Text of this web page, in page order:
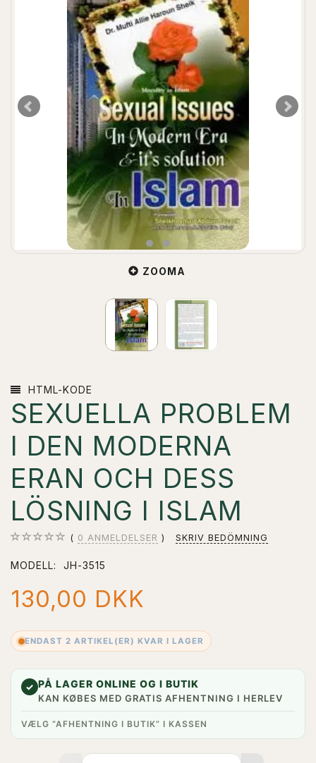
ZOOMA
HTML-KODE
SEXUELLA PROBLEM
I DEN MODERNA
ERAN OCH DESS
LÖSNING I ISLAM
0 ANMELDELSER SKRIV BEDÖMNING
MODELL: JH-3515
130,00 DKK
ENDAST 2 ARTIKEL(ER) KVAR I LAGER
✓ PÅ LAGER ONLINE OG I BUTIK
KAN KØBES MED GRATIS AFHENTNING I HERLEV
VÆLG “AFHENTNING I BUTIK” I KASSEN